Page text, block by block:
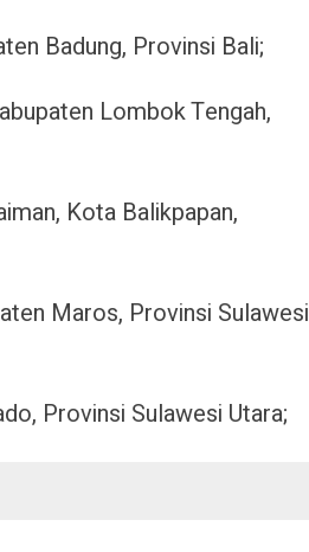
Badung, Provinsi Bali;
Lombok Tengah,
Kota Balikpapan,
Maros, Provinsi Sulawesi
Provinsi Sulawesi Utara;